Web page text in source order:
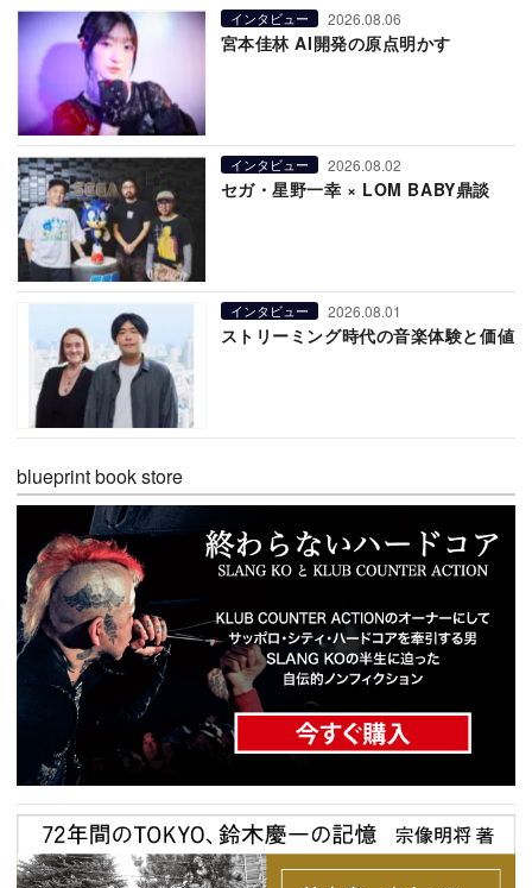
インタビュー 2026.08.06
宮本佳林 AI開発の原点明かす
インタビュー 2026.08.02
セガ・星野一幸 × LOM BABY鼎談
インタビュー 2026.08.01
ストリーミング時代の音楽体験と価値
blueprint book store